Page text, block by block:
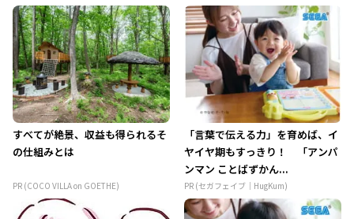
すべてが絶景、収益も得られるそ
の仕組みとは
PR (COCO VILLA on GOETHE)
「言葉で伝える力」を育めば、イ
ヤイヤ期もすっきり！ 「アンパ
ンマン ことばずかん...
PR (セガフェイブ｜HugKum)